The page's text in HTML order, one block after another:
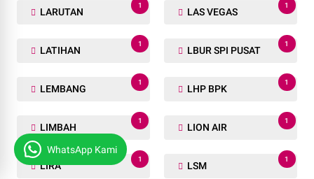
LARUTAN
1
LAS VEGAS
1
LATIHAN
1
LBUR SPI PUSAT
1
LEMBANG
1
LHP BPK
1
LIMBAH
1
LION AIR
1
LIRA
1
LSM
1
WhatsApp Kami